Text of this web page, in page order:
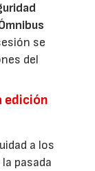
se
del
edición
a los
pasada